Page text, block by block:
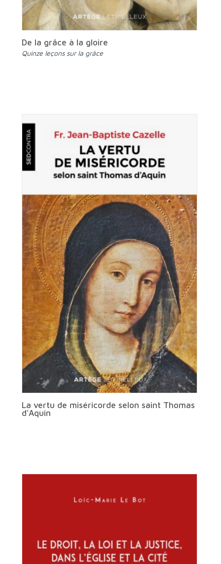
De la grâce à la gloire
Quinze leçons sur la grâce
La vertu de miséricorde selon saint Thomas
d'Aquin